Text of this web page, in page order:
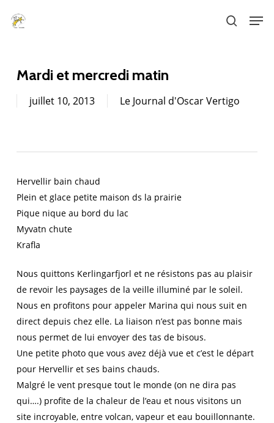
search
Mardi et mercredi matin
juillet 10, 2013 Le Journal d'Oscar Vertigo
Hervellir bain chaud
Plein et glace petite maison ds la prairie
Pique nique au bord du lac
Myvatn chute
Krafla
Nous quittons Kerlingarfjorl et ne résistons pas au plaisir
de revoir les paysages de la veille illuminé par le soleil.
Nous en profitons pour appeler Marina qui nous suit en
direct depuis chez elle. La liaison n’est pas bonne mais
nous permet de lui envoyer des tas de bisous.
Une petite photo que vous avez déjà vue et c’est le départ
pour Hervellir et ses bains chauds.
Malgré le vent presque tout le monde (on ne dira pas
qui….) profite de la chaleur de l’eau et nous visitons un
site incroyable, entre volcan, vapeur et eau bouillonnante.